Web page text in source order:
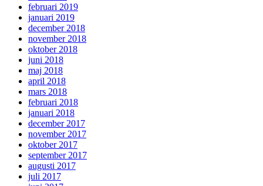
februari 2019
januari 2019
december 2018
november 2018
oktober 2018
juni 2018
maj 2018
april 2018
mars 2018
februari 2018
januari 2018
december 2017
november 2017
oktober 2017
september 2017
augusti 2017
juli 2017